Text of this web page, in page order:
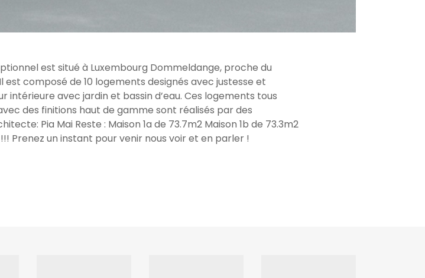
est situé à Luxembourg Dommeldange, proche du
composé de 10 logements designés avec justesse et
intérieure avec jardin et bassin d’eau. Ces logements tous
des finitions haut de gamme sont réalisés par des
Pia Mai Reste : Maison 1a de 73.7m2 Maison 1b de 73.3m2
!!! Prenez un instant pour venir nous voir et en parler !